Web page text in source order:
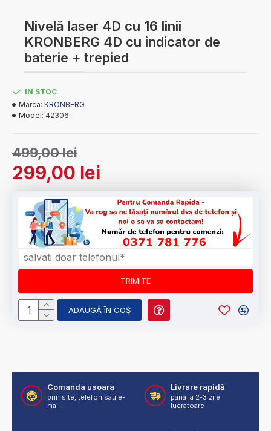
Nivelă laser 4D cu 16 linii
KRONBERG 4D cu indicator de
baterie + trepied
499,00 lei
299,00 lei
IN STOC
Marca: KRONBERG
Model: 42306
ADAUGĂ ÎN COŞ
Comanda usoara
prin site, telefon sau e-
mail
Livrare rapidă
pana la 2-3 zile
lucratoare